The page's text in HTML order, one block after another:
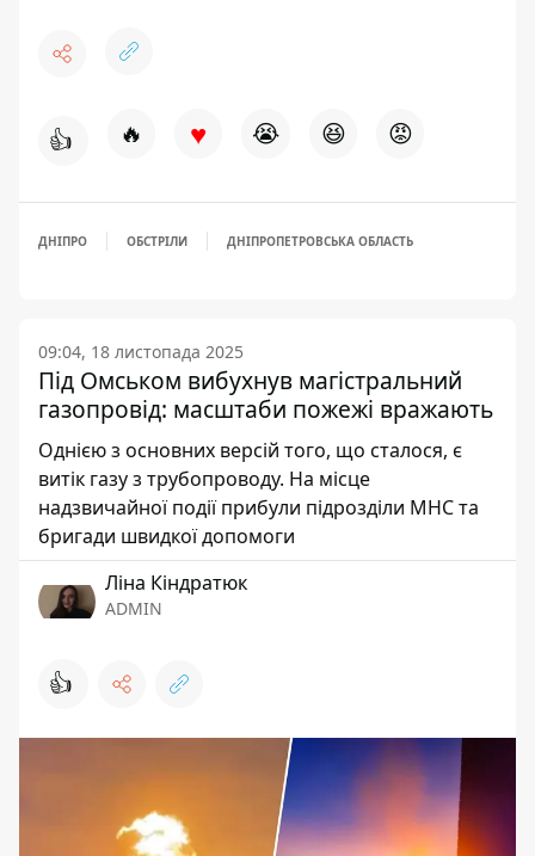
👍 🔥 ♥ 😭 😆 😡
ДНІПРО ОБСТРІЛИ ДНІПРОПЕТРОВСЬКА ОБЛАСТЬ
09:04, 18 листопада 2025
Під Омськом вибухнув магістральний
газопровід: масштаби пожежі вражають
Однією з основних версій того, що сталося, є
витік газу з трубопроводу. На місце
надзвичайної події прибули підрозділи МНС та
бригади швидкої допомоги
Ліна Кіндратюк
ADMIN
👍